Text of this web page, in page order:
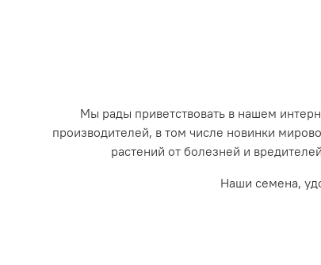
Мы рады приветствовать в нашем
производителей, в том числе новинки
растений от болезней и
Наши семена,